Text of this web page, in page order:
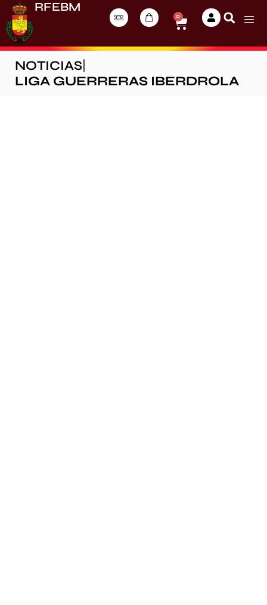
RFEBM
0
NOTICIAS
LIGA GUERRERAS IBERDROLA